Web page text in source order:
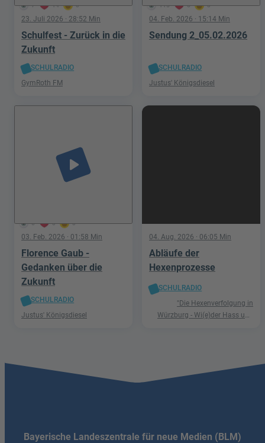
7 14 0
23. Juli 2026 · 28:52 Min
Schulfest - Zurück in die
Zukunft
SCHULRADIO
GymRoth FM
115 6 8
04. Feb. 2026 · 15:14 Min
Sendung 2_05.02.2026
SCHULRADIO
Justus' Königsdiesel
6 0 0
play_arrow
03. Feb. 2026 · 01:58 Min
Florence Gaub -
Gedanken über die
Zukunft
SCHULRADIO
Justus' Königsdiesel
04. Aug. 2026 · 06:05 Min
Abläufe der
Hexenprozesse
SCHULRADIO
"Die Hexenverfolgung in
Würzburg - Wi(e)der Hass und
Bayerische Landeszentrale für neue Medien (BLM)